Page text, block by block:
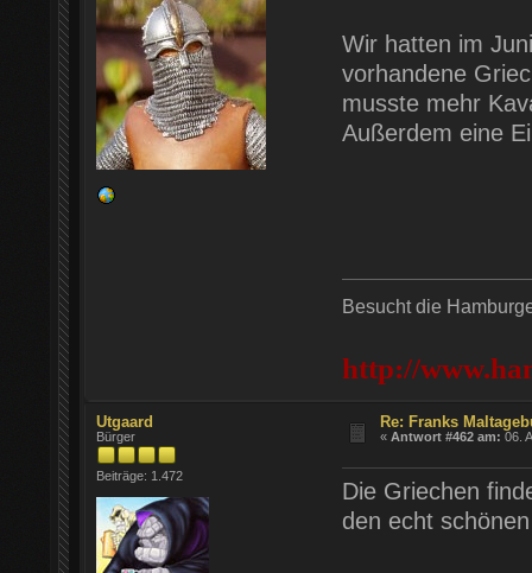
Wir hatten im
vorhandene
musste mehr
Außerdem eine
Besucht die
http://
Utgaard
Bürger
Beiträge: 1.472
Re: Franks
«Antwort #462 am: 06.
Die Griechen
den echt